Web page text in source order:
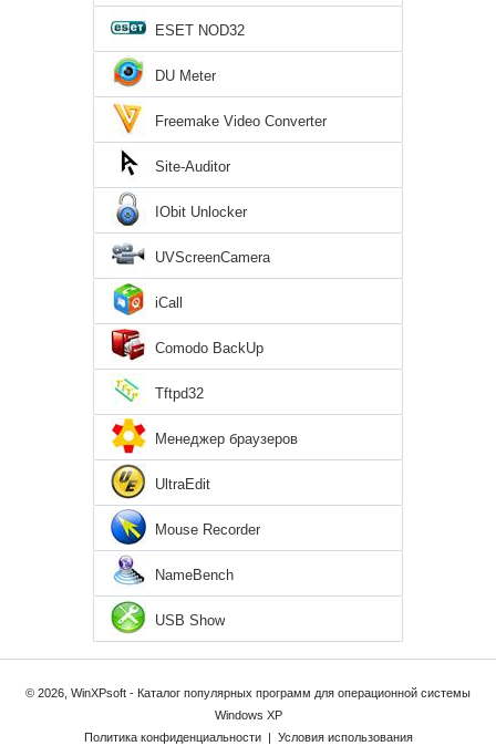
ESET NOD32
DU Meter
Freemake Video Converter
Site-Auditor
IObit Unlocker
UVScreenCamera
iCall
Comodo BackUp
Tftpd32
Менеджер браузеров
UltraEdit
Mouse Recorder
NameBench
USB Show
© 2026, WinXPsoft - Каталог популярных программ для операционной системы
Windows XP
Политика конфиденциальности
Условия использования